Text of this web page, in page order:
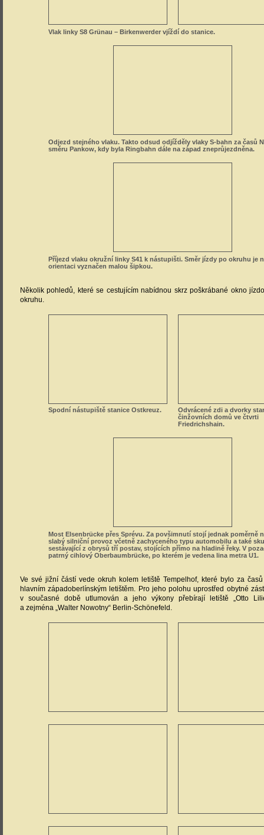
Vlak linky S8 Grünau – Birkenwerder vjíždí do stanice.
Odjezd stejného vlaku. Takto odsud odjížděly vlaky S-bahn za časů
směru Pankow, kdy byla Ringbahn dále na západ zneprůjezdněna.
Příjezd vlaku okružní linky S41 k nástupišti. Směr jízdy po okruhu je
orientaci vyznačen malou šipkou.
Několik pohledů, které se cestujícím nabídnou skrz poškrábané okno
okruhu.
Spodní nástupiště stanice Ostkreuz.
Odvrácené zdi a dvorky
činžovních domů ve čtvrti
Friedrichshain.
Most Elsenbrücke přes Sprévu. Za povšimnutí stojí jednak poměrně
slabý silniční provoz včetně zachyceného typu automobilu a také
sestávající z obrysů tří postav, stojících přímo na hladině řeky. V
patrný cihlový Oberbaumbrücke, po kterém je vedena lina metra U1.
Ve své jižní částí vede okruh kolem letiště Tempelhof, které bylo za
hlavním západoberlínským letištěm. Pro jeho polohu uprostřed obytné
v současné době utlumován a jeho výkony přebírají letiště „Otto
a zejména „Walter Nowotny“ Berlin-Schönefeld.